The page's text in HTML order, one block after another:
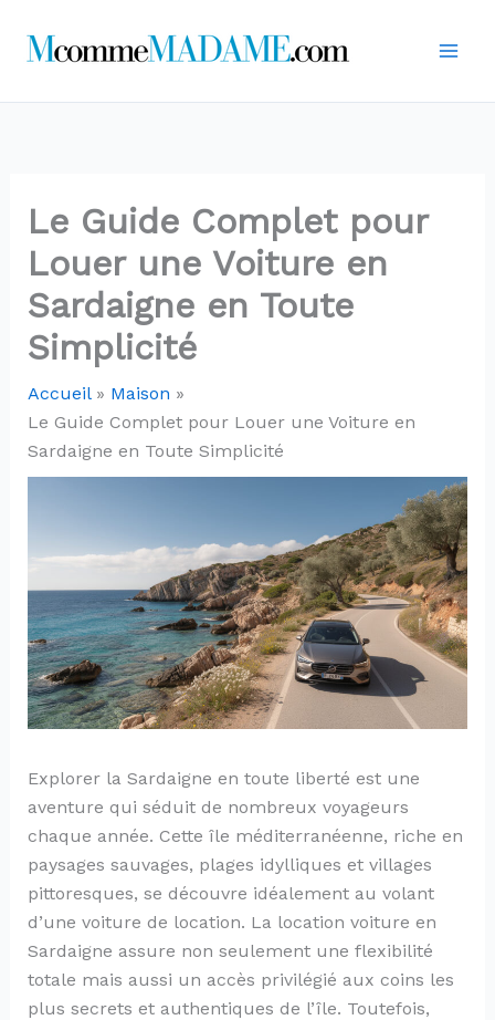
contenu
Le Guide Complet pour
Louer une Voiture en
Sardaigne en Toute
Simplicité
Accueil
Maison
Le Guide Complet pour Louer une Voiture en
Sardaigne en Toute Simplicité
Explorer la Sardaigne en toute liberté est une
aventure qui séduit de nombreux voyageurs
chaque année. Cette île méditerranéenne, riche en
paysages sauvages, plages idylliques et villages
pittoresques, se découvre idéalement au volant
d’une voiture de location. La location voiture en
Sardaigne assure non seulement une flexibilité
totale mais aussi un accès privilégié aux coins les
plus secrets et authentiques de l’île. Toutefois,